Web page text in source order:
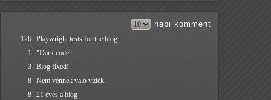
napi komment
126 Playwright tests for the blog
1
"Dark code"
3 Blog fixed!
8 Nem vénnek való vidék
8 21 éves a blog